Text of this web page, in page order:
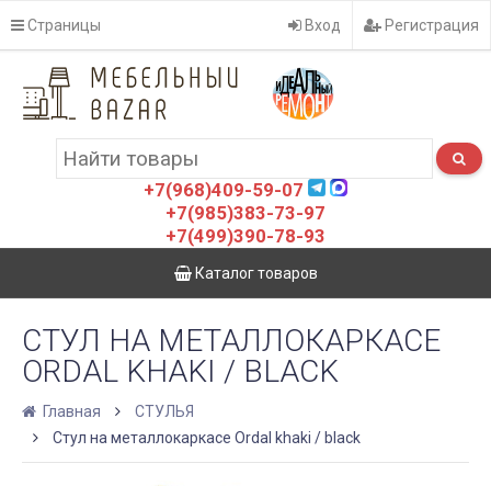
Страницы Вход Регистрация
+7(968)409-59-07
+7(985)383-73-97
+7(499)390-78-93
Каталог товаров
СТУЛ НА МЕТАЛЛОКАРКАСЕ
ORDAL KHAKI / BLACK
Главная
СТУЛЬЯ
Стул на металлокаркасе Ordal khaki / black